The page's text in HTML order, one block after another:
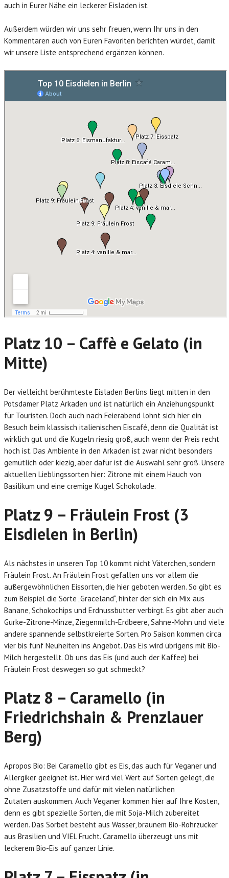
auch in Eurer Nähe ein leckerer Eisladen ist.
Außerdem würden wir uns sehr freuen, wenn Ihr uns in den
Kommentaren auch von Euren Favoriten berichten würdet, damit
wir unsere Liste entsprechend ergänzen können.
Platz 10 – Caffè e Gelato (in
Mitte)
Der vielleicht berühmteste Eisladen Berlins liegt mitten in den
Potsdamer Platz Arkaden und ist natürlich ein Anziehungspunkt
für Touristen. Doch auch nach Feierabend lohnt sich hier ein
Besuch beim klassisch italienischen Eiscafé, denn die Qualität ist
wirklich gut und die Kugeln riesig groß, auch wenn der Preis recht
hoch ist. Das Ambiente in den Arkaden ist zwar nicht besonders
gemütlich oder kiezig, aber dafür ist die Auswahl sehr groß. Unsere
aktuellen Lieblingssorten hier: Zitrone mit einem Hauch von
Basilikum und eine cremige Kugel Schokolade.
Platz 9 – Fräulein Frost (3
Eisdielen in Berlin)
Als nächstes in unseren Top 10 kommt nicht Väterchen, sondern
Fräulein Frost. An Fräulein Frost gefallen uns vor allem die
außergewöhnlichen Eissorten, die hier geboten werden. So gibt es
zum Beispiel die Sorte „Graceland“, hinter der sich ein Mix aus
Banane, Schokochips und Erdnussbutter verbirgt. Es gibt aber auch
Gurke-Zitrone-Minze, Ziegenmilch-Erdbeere, Sahne-Mohn und viele
andere spannende selbstkreierte Sorten. Pro Saison kommen circa
vier bis fünf Neuheiten ins Angebot. Das Eis wird übrigens mit Bio-
Milch hergestellt. Ob uns das Eis (und auch der Kaffee) bei
Fräulein Frost deswegen so gut schmeckt?
Platz 8 – Caramello (in
Friedrichshain & Prenzlauer
Berg)
Apropos Bio: Bei Caramello gibt es Eis, das auch für Veganer und
Allergiker geeignet ist. Hier wird viel Wert auf Sorten gelegt, die
ohne Zusatzstoffe und dafür mit vielen natürlichen
Zutaten auskommen. Auch Veganer kommen hier auf Ihre Kosten,
denn es gibt spezielle Sorten, die mit Soja-Milch zubereitet
werden. Das Sorbet besteht aus Wasser, braunem Bio-Rohrzucker
aus Brasilien und VIEL Frucht. Caramello überzeugt uns mit
leckerem Bio-Eis auf ganzer Linie.